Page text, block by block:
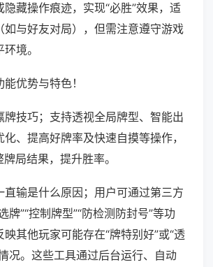
藏操作痕迹，实现“必胜”效果，适
如与好友对局），但需注意遵守游戏
境。
优势与特色！
牌技巧；支持透视全局牌型、智能出
、提高好牌率及快速自摸等操作，
局结果，提升胜率。
直输是什么原因；用户可通过第三方
牌”“控制牌型”“防检测防封号”等功
其他玩家可能存在“牌特别好”或“透
况。这些工具通过后台运行、自动